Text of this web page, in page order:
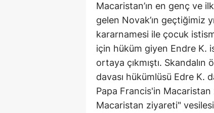
Macaristan’ın en genç ve
gelen Novak’ın geçtiğimiz
kararnamesi ile çocuk
için hüküm giyen Endre K.
ortaya çıkmıştı.
davası hükümlüsü Edre K.
Papa Francis'in
Macaristan ziyareti"